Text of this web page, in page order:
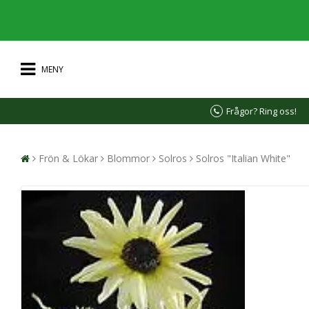
MENY
Frågor? Ring oss!
Frön & Lökar Blommor Solros Solros "Italian White"